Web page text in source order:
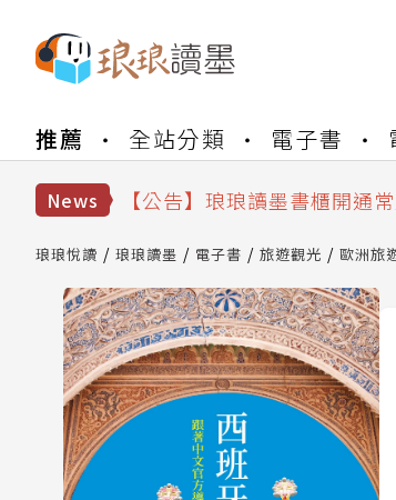
推薦 全站分類 電子書
News
【公告】琅琅讀墨數位閱讀
【公告】琅琅讀墨 3 分鐘完
【公告】琅琅讀墨數位閱讀
琅琅悅讀 琅琅讀墨 電子書 旅遊觀光 歐洲旅